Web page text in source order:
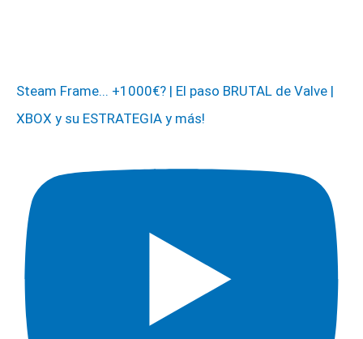
Steam Frame... +1000€? | El paso BRUTAL de Valve |
XBOX y su ESTRATEGIA y más!